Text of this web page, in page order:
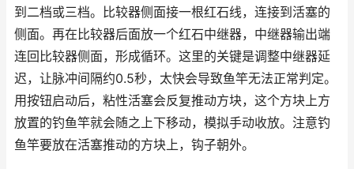
到二档或三档。比较器侧面接一根红石线，连接到活塞的
侧面。再在比较器后面放一个红石中继器，中继器输出端
连回比较器侧面，形成循环。这里的关键是调整中继器延
迟，让脉冲间隔约0.5秒，太快会导致鱼竿无法正常判定。
用按钮启动后，粘性活塞会反复推动方块，这个方块上方
放置的钓鱼竿就会随之上下移动，模拟手动收放。注意钓
鱼竿要放在活塞推动的方块上，钩子朝外。